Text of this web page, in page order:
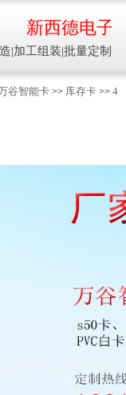
谷智能卡 >> 库存卡 >> 4
新西德电子
|加工组装|批量定制
137016